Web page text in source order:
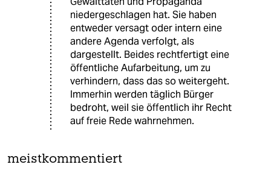
niedergeschlagen hat. Sie haben
entweder versagt oder intern eine
andere Agenda verfolgt, als
dargestellt. Beides rechtfertigt eine
öffentliche Aufarbeitung, um zu
verhindern, dass das so weitergeht.
Immerhin werden täglich Bürger
bedroht, weil sie öffentlich ihr Recht
auf freie Rede wahrnehmen.
meistkommentiert